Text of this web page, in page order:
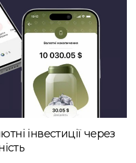
інвестиції через